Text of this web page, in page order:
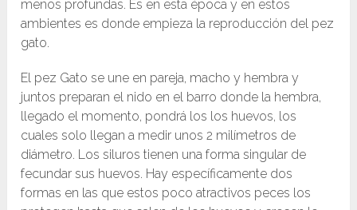
menos profundas. Es en esta época y en estos
ambientes es donde empieza la reproducción del pez
gato.
El pez Gato se une en pareja, macho y hembra y
juntos preparan el nido en el barro donde la hembra,
llegado el momento, pondrá los los huevos, los
cuales solo llegan a medir unos 2 milímetros de
diámetro. Los siluros tienen una forma singular de
fecundar sus huevos. Hay específicamente dos
formas en las que estos poco atractivos peces los